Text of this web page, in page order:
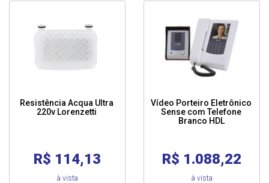
Resistência Acqua Ultra
220v Lorenzetti
R$ 114,13
à vista
Vídeo Porteiro Eletrônico
Sense com Telefone
Branco HDL
R$ 1.088,22
à vista